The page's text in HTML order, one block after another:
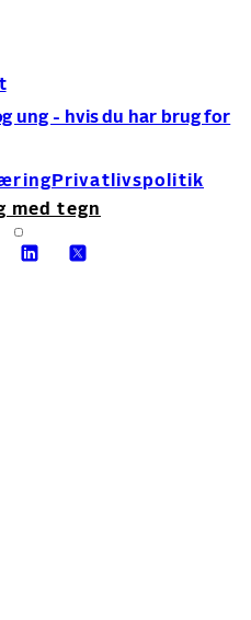
ung - hvis du har brug for
Privatlivspolitik
med tegn